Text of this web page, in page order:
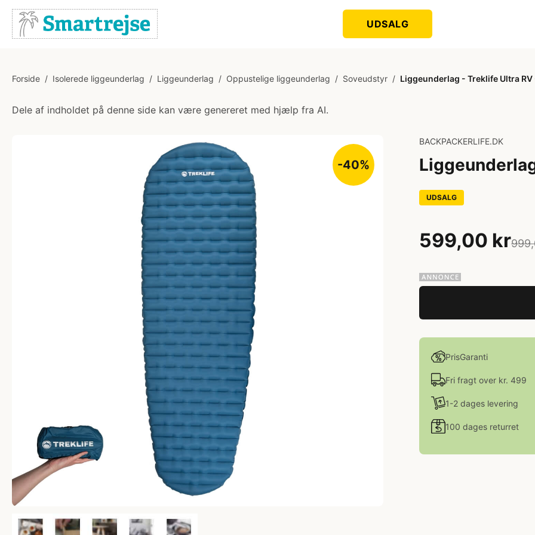
UDSALG
Forside / Isolerede liggeunderlag / Liggeunderlag / Oppustelige liggeunderlag / Soveudstyr / Liggeunderlag - Treklife Ultra
Dele af indholdet på denne side kan være genereret med hjælp fra AI.
-40%
BACKPACKERLIFE.DK
UDSALG
599,00 kr
PrisGaranti
Fri fragt over kr. 499
1-2 dages levering
100 dages returret